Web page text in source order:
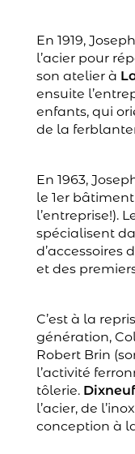
En 1919,
l’acier pour
son atelier à
ensuite
enfants, qui
de la
En 1963,
le 1er
l’entreprise!).
spécialisent
d’accessoires
et des
C’est à la
génération,
Robert Brin
l’activité
tôlerie. Dixneuf
l’acier, de
conception à